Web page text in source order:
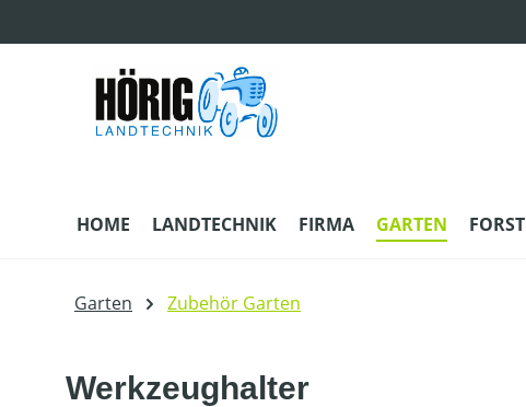
HOME LANDTECHNIK FIRMA GARTEN FORST
Garten Zubehör Garten
Werkzeughalter